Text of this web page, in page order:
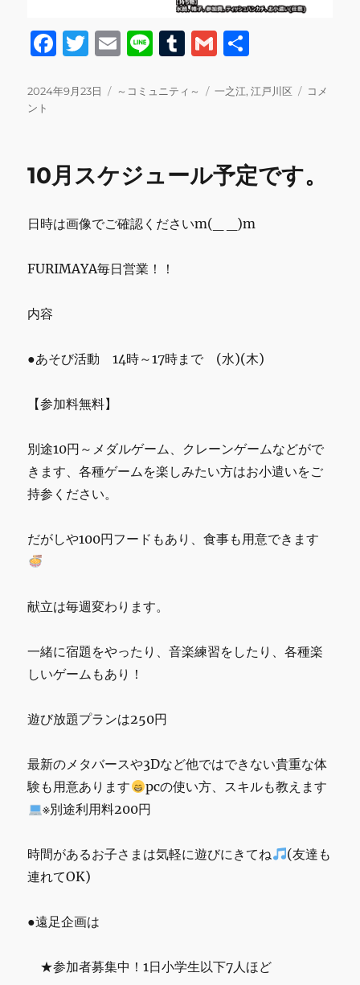
F
c
o
k
T
it
E
ai
Li
e
T
m
G
ai
投
稿
2024年9月23日
カ
～コミュニティ～
タ
一之江,江戸川区
来
コメ
ント
10月スケジュール予定です。
日時は画像でご確認くださいm(_ _)m
FURIMAYA毎日営業！！
内容
●あそび活動 14時～17時まで (水)(木)
【参加料無料】
別途10円～メダルゲーム、クレーンゲームなどがで
きます、各種ゲームを楽しみたい方はお小遣いをご
持参ください。
だがしや100円フードもあり、食事も用意できます
献立は毎週変わります。
一緒に宿題をやったり、音楽練習をしたり、各種楽
しいゲームもあり！
遊び放題プランは250円
最新のメタバースや3Dなど他ではできない貴重な体
験も用意あります
pcの使い方、スキルも教えます
※別途利用料200円
時間があるお子さまは気軽に遊びにきてね
(友達も
連れてOK)
●遠足企画は
★参加者募集中！1日小学生以下7人ほど